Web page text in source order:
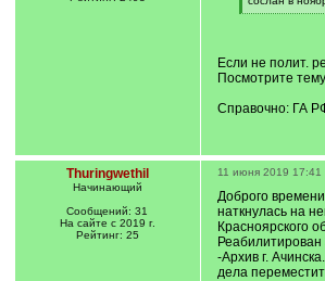
q
[
Если не полит.
Посмотрите тему
Справочно: ГА
Thuringwethil
Начинающий
Сообщений: 31
На сайте с 2019 г.
Рейтинг: 25
11 июня 2019 17:41
Доброго
наткнулась на
Красноярского
-Архив г.
дела